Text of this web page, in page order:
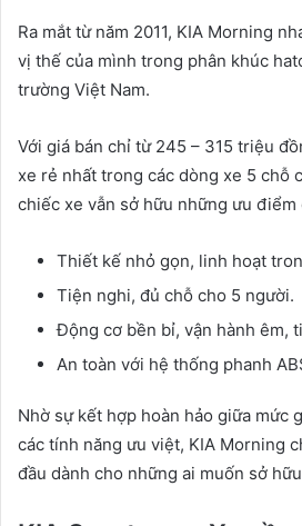
Ra mắt từ năm 2011, KIA Morning
vị thế của mình trong phân khúc
trường Việt Nam.
Với giá bán chỉ từ 245 – 315 triệu
xe rẻ nhất trong các dòng xe 5 chỗ
chiếc xe vẫn sở hữu những ưu điểm
Thiết kế nhỏ gọn, linh hoạt
Tiện nghi, đủ chỗ cho 5 người.
Động cơ bền bỉ, vận hành êm,
An toàn với hệ thống phanh
Nhờ sự kết hợp hoàn hảo giữa mức
các tính năng ưu việt, KIA Morning
đầu dành cho những ai muốn sở